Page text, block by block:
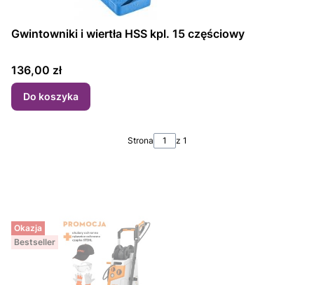
Gwintowniki i wiertła HSS kpl. 15 częściowy
Cena
136,00 zł
Do koszyka
Strona z 1
Okazja
Bestseller